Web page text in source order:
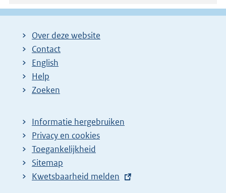
Over deze website
Contact
English
Help
Zoeken
Informatie hergebruiken
Privacy en cookies
Toegankelijkheid
Sitemap
E
Kwetsbaarheid melden